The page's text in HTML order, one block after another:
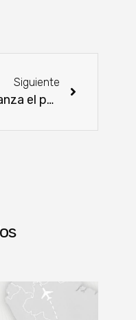
Siguiente
Avanza el puente que revolucionará la conectividad en Alto Paraná